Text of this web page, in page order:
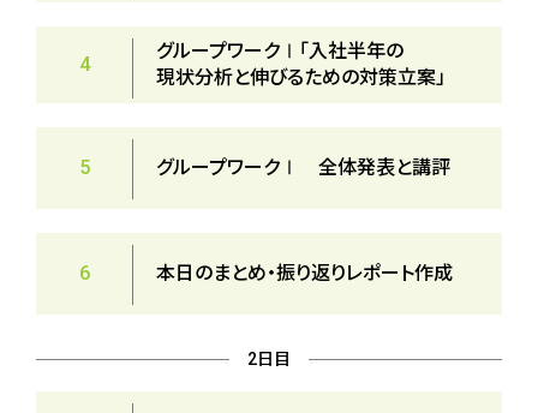
4
グループワークⅠ「入社半年の
現状分析と伸びるための対策立案」
5 グループワークⅠ 全体発表と講評
6 本日のまとめ・振り返りレポート作成
2日目